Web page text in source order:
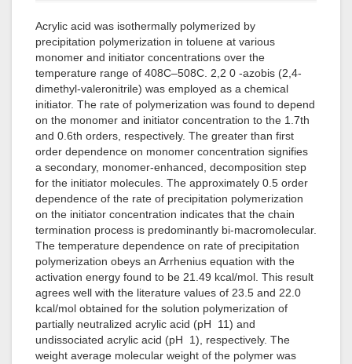
Acrylic acid was isothermally polymerized by
precipitation polymerization in toluene at various
monomer and initiator concentrations over the
temperature range of 408C–508C. 2,2 0 -azobis (2,4-
dimethyl-valeronitrile) was employed as a chemical
initiator. The rate of polymerization was found to depend
on the monomer and initiator concentration to the 1.7th
and 0.6th orders, respectively. The greater than first
order dependence on monomer concentration signifies
a secondary, monomer-enhanced, decomposition step
for the initiator molecules. The approximately 0.5 order
dependence of the rate of precipitation polymerization
on the initiator concentration indicates that the chain
termination process is predominantly bi-macromolecular.
The temperature dependence on rate of precipitation
polymerization obeys an Arrhenius equation with the
activation energy found to be 21.49 kcal/mol. This result
agrees well with the literature values of 23.5 and 22.0
kcal/mol obtained for the solution polymerization of
partially neutralized acrylic acid (pH  11) and
undissociated acrylic acid (pH  1), respectively. The
weight average molecular weight of the polymer was